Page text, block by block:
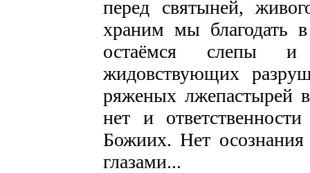
перед святыней,
храним мы благодать
остаёмся слепы
жидовствующих
ряженых лжепастырей
нет и
Божиих. Нет
глазами...